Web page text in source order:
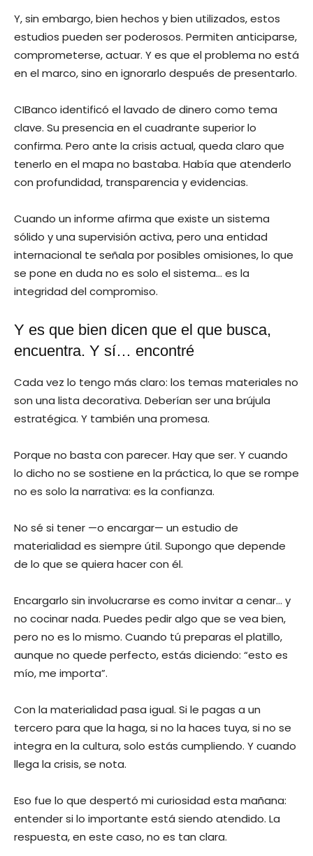
Y, sin embargo, bien hechos y bien utilizados, estos
estudios pueden ser poderosos. Permiten anticiparse,
comprometerse, actuar. Y es que el problema no está
en el marco, sino en ignorarlo después de presentarlo.
CIBanco identificó el lavado de dinero como tema
clave. Su presencia en el cuadrante superior lo
confirma. Pero ante la crisis actual, queda claro que
tenerlo en el mapa no bastaba. Había que atenderlo
con profundidad, transparencia y evidencias.
Cuando un informe afirma que existe un sistema
sólido y una supervisión activa, pero una entidad
internacional te señala por posibles omisiones, lo que
se pone en duda no es solo el sistema… es la
integridad del compromiso.
Y es que bien dicen que el que busca,
encuentra. Y sí… encontré
Cada vez lo tengo más claro: los temas materiales no
son una lista decorativa. Deberían ser una brújula
estratégica. Y también una promesa.
Porque no basta con parecer. Hay que ser. Y cuando
lo dicho no se sostiene en la práctica, lo que se rompe
no es solo la narrativa: es la confianza.
No sé si tener —o encargar— un estudio de
materialidad es siempre útil. Supongo que depende
de lo que se quiera hacer con él.
Encargarlo sin involucrarse es como invitar a cenar… y
no cocinar nada. Puedes pedir algo que se vea bien,
pero no es lo mismo. Cuando tú preparas el platillo,
aunque no quede perfecto, estás diciendo: “esto es
mío, me importa”.
Con la materialidad pasa igual. Si le pagas a un
tercero para que la haga, si no la haces tuya, si no se
integra en la cultura, solo estás cumpliendo. Y cuando
llega la crisis, se nota.
Eso fue lo que despertó mi curiosidad esta mañana:
entender si lo importante está siendo atendido. La
respuesta, en este caso, no es tan clara.